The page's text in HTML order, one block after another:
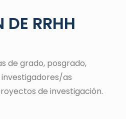
RRHH
de grado, posgrado,
as
de investigación.